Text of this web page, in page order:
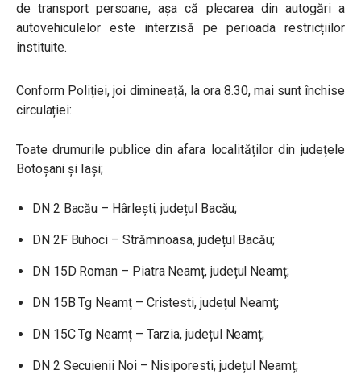
de transport persoane, așa că plecarea din autogări a
autovehiculelor este interzisă pe perioada restricțiilor
instituite.
Conform Poliției, joi dimineață, la ora 8.30, mai sunt închise
circulației:
Toate drumurile publice din afara localităților din județele
Botoșani și Iași;
DN 2 Bacău – Hârlești, județul Bacău;
DN 2F Buhoci – Străminoasa, județul Bacău;
DN 15D Roman – Piatra Neamț, județul Neamț;
DN 15B Tg Neamț – Cristesti, județul Neamț;
DN 15C Tg Neamț – Tarzia, județul Neamț;
DN 2 Secuienii Noi – Nisiporesti, județul Neamț;